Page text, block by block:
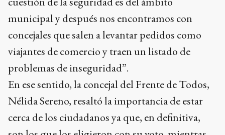
municipal y después nos encontramos con
concejales que salen a levantar pedidos como
viajantes de comercio y traen un listado de
problemas de inseguridad”.
En ese sentido, la concejal del Frente de Todos,
Nélida Sereno, resaltó la importancia de estar
cerca de los ciudadanos ya que, en definitiva,